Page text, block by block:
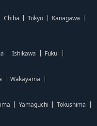
Chiba Tokyo
Kanagawa
Ishikawa
Fukui
Wakayama
Yamaguchi
Tokushima